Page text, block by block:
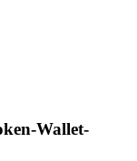
Wallet-